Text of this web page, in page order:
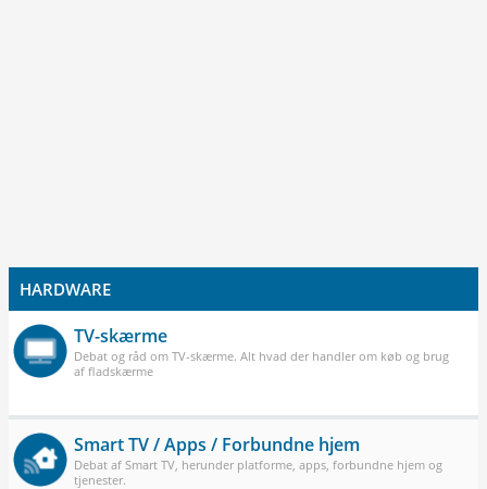
HARDWARE
TV-skærme
Debat og råd om TV-skærme. Alt hvad der handler om køb og brug
af fladskærme
Smart TV / Apps / Forbundne hjem
Debat af Smart TV, herunder platforme, apps, forbundne hjem og
tjenester.